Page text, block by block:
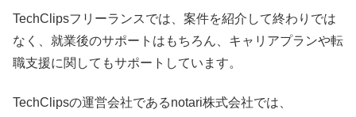
TechClipsフリーランスでは、案件を紹介して終わりでは
なく、就業後のサポートはもちろん、キャリアプランや転
職支援に関してもサポートしています。
TechClipsの運営会社であるnotari株式会社では、